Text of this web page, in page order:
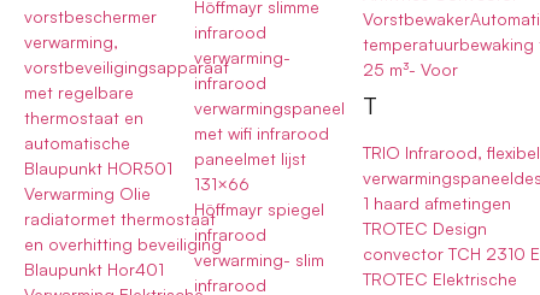
vorstbeschermer
verwarming,
vorstbeveiligingsapparaat
met regelbare
thermostaat en
automatische
Blaupunkt HOR501
Verwarming Olie
radiatormet thermostaat
en overhitting beveiliging
Blaupunkt Hor401
Höffmayr slimme
infrarood
verwarming-
infrarood
verwarmingspaneel
met wifi infrarood
paneelmet lijst
131×66
Höffmayr spiegel
infrarood
verwarming- slim
infrarood
25 m³- Voor
T
TRIO Infrarood, flexibel
1 haard afmetingen
TROTEC Design
convector TCH 2310 E
TROTEC Elektrische